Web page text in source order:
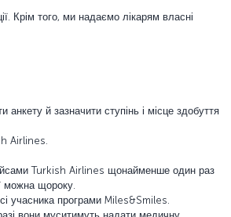
Крім того, ми надаємо лікарям власні
й зазначити ступінь і місце здобуття
Airlines.
Turkish Airlines щонайменше один раз
можна щороку.
учасника програми Miles&Smiles.